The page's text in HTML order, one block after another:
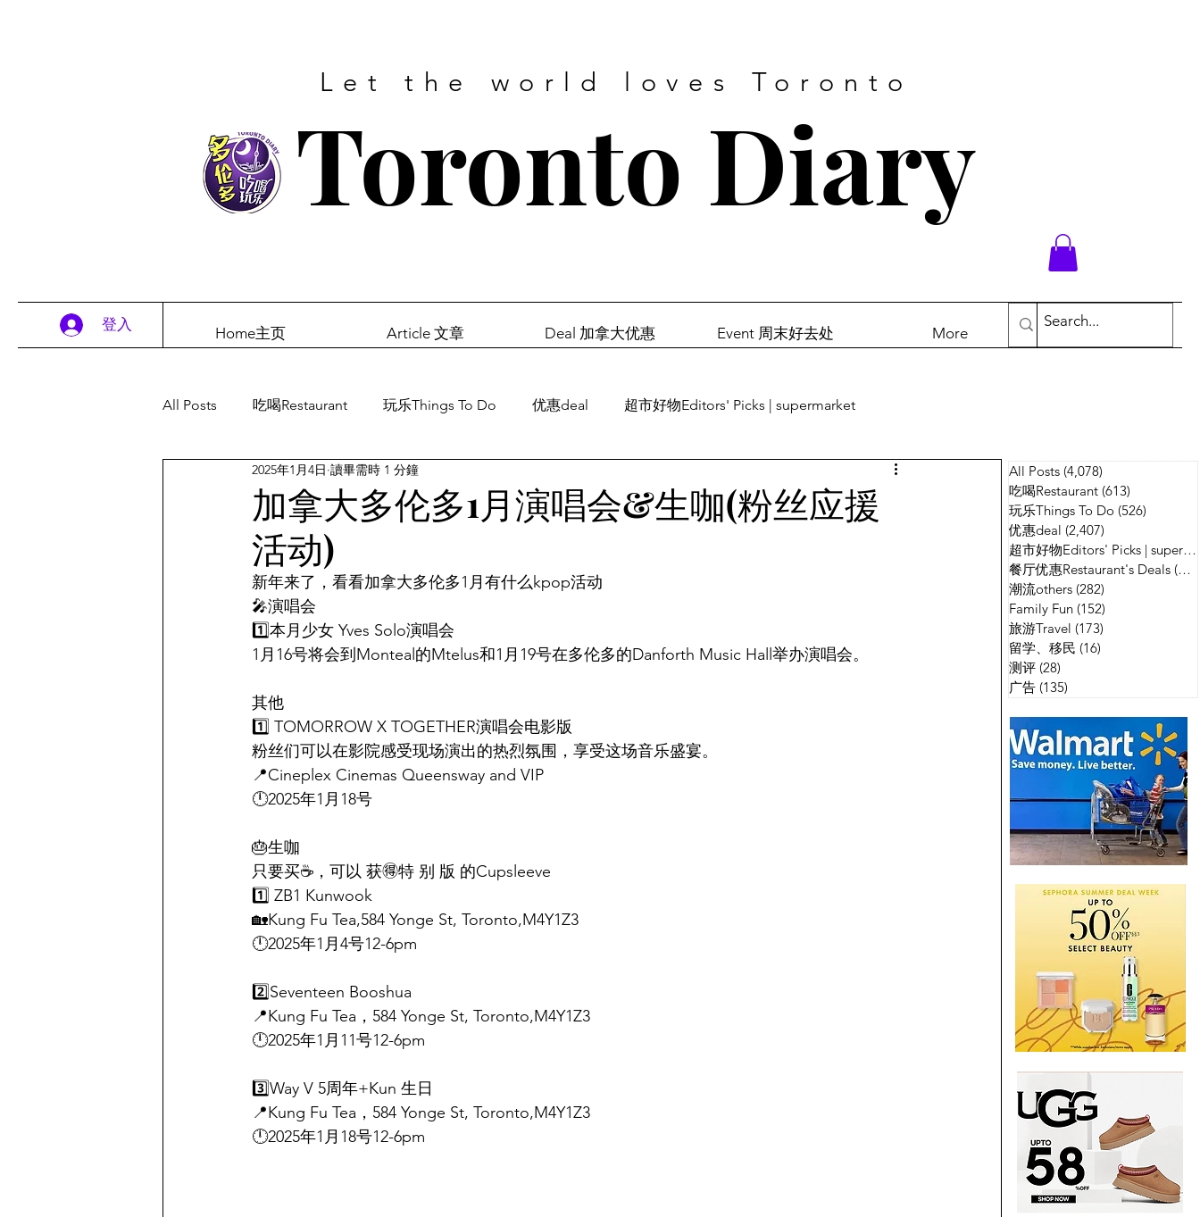
Let the world loves Toronto
Toronto Diary
登入 Home主页 Article 文章 Deal 加拿大优惠 Event 周末好去处 More
All Posts 吃喝Restaurant 玩乐Things To Do 优惠deal 超市好物Editors' Picks | supermarket
餐厅优惠Restaurant's Deals 潮流others 广告
加拿大多伦多1月演唱会&生咖(粉丝应援
活动)
2025年1月4日 讀畢需時 1 分鐘
新年来了，看看加拿大多伦多1月有什么kpop活动
🎤演唱会
1️⃣本月少女 Yves Solo演唱会
1月16号将会到Monteal的Mtelus和1月19号在多伦多的Danforth Music Hall举办演唱会。
其他
1️⃣ TOMORROW X TOGETHER演唱会电影版
粉丝们可以在影院感受现场演出的热烈氛围，享受这场音乐盛宴。
📍Cineplex Cinemas Queensway and VIP
🕛2025年1月18号
🎂生咖
只要买☕️，可以 获🉐️特 别 版 的Cupsleeve
1️⃣ ZB1 Kunwook
🏡Kung Fu Tea,584 Yonge St, Toronto,M4Y1Z3
🕛2025年1月4号12-6pm
2️⃣Seventeen Booshua
📍Kung Fu Tea，584 Yonge St, Toronto,M4Y1Z3
🕛2025年1月11号12-6pm
3️⃣Way V 5周年+Kun 生日
📍Kung Fu Tea，584 Yonge St, Toronto,M4Y1Z3
🕛2025年1月18号12-6pm
All Posts (4,078)
吃喝Restaurant (613)
玩乐Things To Do (526)
优惠deal (2,407)
超市好物Editors' Picks | supermarket
餐厅优惠Restaurant's Deals (134)
潮流others (282)
Family Fun (152)
旅游Travel (173)
留学、移民 (16)
测评 (28)
广告 (135)